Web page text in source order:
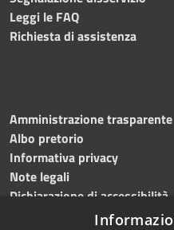
Leggi le FAQ
Richiesta di assistenza
Amministrazione trasparente
Albo pretorio
Informativa privacy
Note legali
Dichiarazione di accessibilità